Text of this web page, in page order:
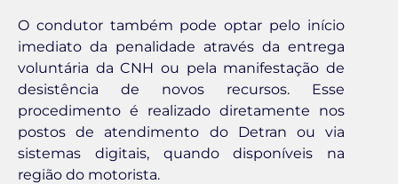
O condutor também pode optar pelo início
imediato da penalidade através da entrega
voluntária da CNH ou pela manifestação de
desistência de novos recursos. Esse
procedimento é realizado diretamente nos
postos de atendimento do Detran ou via
sistemas digitais, quando disponíveis na
região do motorista.